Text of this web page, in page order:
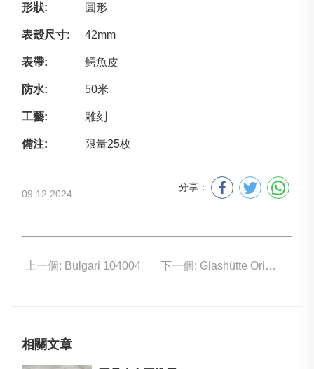
形狀: 圓形
表殼尺寸: 42mm
表帶: 鳄魚皮
防水: 50米
工藝: 雕刻
備注: 限量25枚
09.12.2024
分享：
上一個: Bulgari 104004 下一個: Glashütte Original 1-37-02-16-02-70
相關文章